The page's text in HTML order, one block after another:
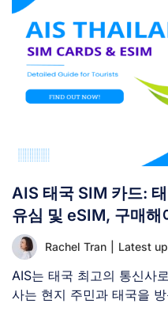
AIS 태국 SIM 카드:
유심 및 eSIM, 구매해
Rachel Tran Latest
AIS는 태국 최고의 통신사
사는 현지 주민과 태국을